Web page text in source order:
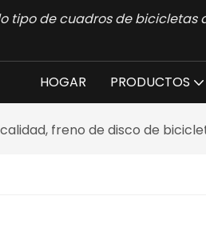
tipo de cuadros de bicicletas
HOGAR PRODUCTOS
freno de disco de